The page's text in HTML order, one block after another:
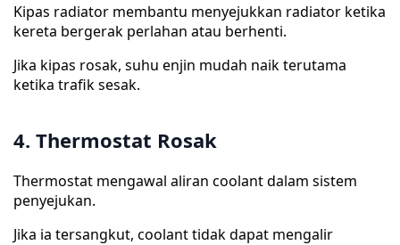
Kipas radiator membantu menyejukkan radiator ketika
kereta bergerak perlahan atau berhenti.
Jika kipas rosak, suhu enjin mudah naik terutama
ketika trafik sesak.
4. Thermostat Rosak
Thermostat mengawal aliran coolant dalam sistem
penyejukan.
Jika ia tersangkut, coolant tidak dapat mengalir